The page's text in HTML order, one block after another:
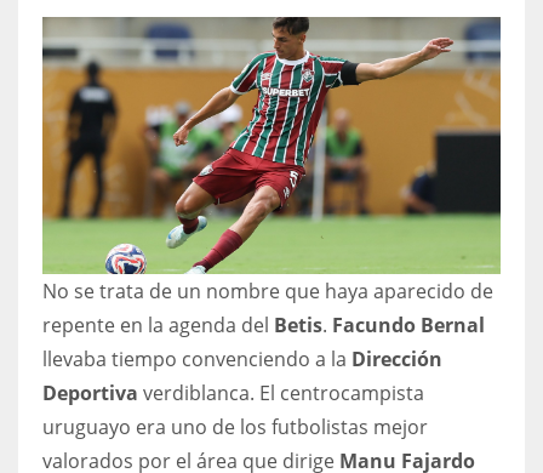
ATL
24
IND
34
6
DEN
24
No se trata de un nombre que haya aparecido de
repente en la agenda del Betis. Facundo Bernal
llevaba tiempo convenciendo a la Dirección
Deportiva verdiblanca. El centrocampista
uruguayo era uno de los futbolistas mejor
valorados por el área que dirige Manu Fajardo